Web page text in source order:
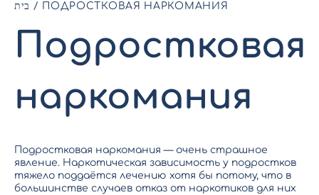
בית / ПОДРОСТКОВАЯ НАРКОМАНИЯ
Подростковая
наркомания
Подростковая наркомания — очень страшное
явление. Наркотическая зависимость у подростков
тяжело поддаётся лечению хотя бы потому, что в
большинстве случаев отказ от наркотиков для них